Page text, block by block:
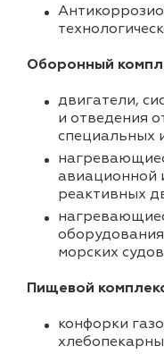
Оборонный
двигатели,
и отведения
специальных
авиационной
реактивных
морских
Пищевой
конфорки